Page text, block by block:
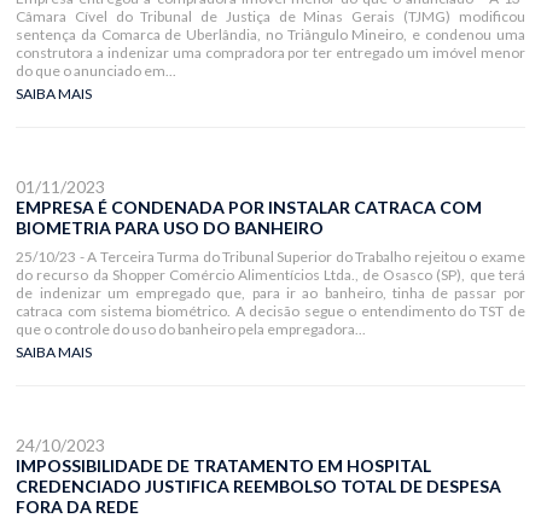
Câmara Cível do Tribunal de Justiça de Minas Gerais (TJMG) modificou
sentença da Comarca de Uberlândia, no Triângulo Mineiro, e condenou uma
construtora a indenizar uma compradora por ter entregado um imóvel menor
do que o anunciado em...
SAIBA MAIS
01/11/2023
EMPRESA É CONDENADA POR INSTALAR CATRACA COM
BIOMETRIA PARA USO DO BANHEIRO
25/10/23 - A Terceira Turma do Tribunal Superior do Trabalho rejeitou o exame
do recurso da Shopper Comércio Alimentícios Ltda., de Osasco (SP), que terá
de indenizar um empregado que, para ir ao banheiro, tinha de passar por
catraca com sistema biométrico. A decisão segue o entendimento do TST de
que o controle do uso do banheiro pela empregadora...
SAIBA MAIS
24/10/2023
IMPOSSIBILIDADE DE TRATAMENTO EM HOSPITAL
CREDENCIADO JUSTIFICA REEMBOLSO TOTAL DE DESPESA
FORA DA REDE